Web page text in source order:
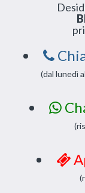
(dal lunedì